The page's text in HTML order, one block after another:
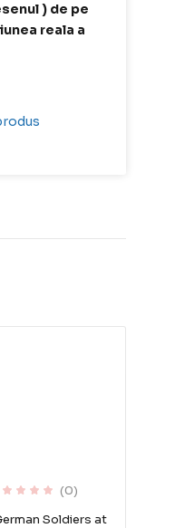
) de pe
reala a
(0)
Soldiers at